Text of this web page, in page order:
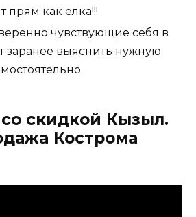
прям как елка!!!
чувствующие себя в
заранее выяснить нужную
скидкой Кызыл.
Кострома